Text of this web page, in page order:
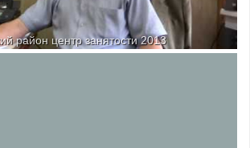
район центр занятости 2013